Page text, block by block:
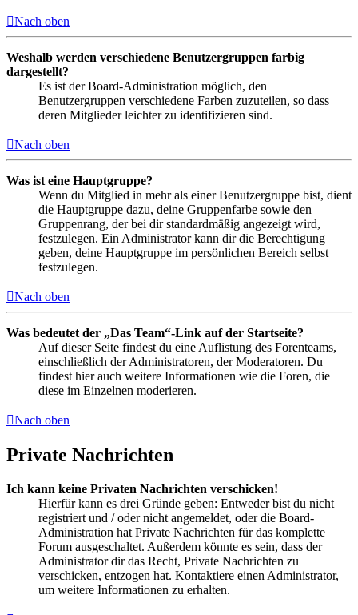
Nach oben
Weshalb werden verschiedene Benutzergruppen farbig
dargestellt?
Es ist der Board-Administration möglich, den
Benutzergruppen verschiedene Farben zuzuteilen, so dass
deren Mitglieder leichter zu identifizieren sind.
Nach oben
Was ist eine Hauptgruppe?
Wenn du Mitglied in mehr als einer Benutzergruppe bist, dient
die Hauptgruppe dazu, deine Gruppenfarbe sowie den
Gruppenrang, der bei dir standardmäßig angezeigt wird,
festzulegen. Ein Administrator kann dir die Berechtigung
geben, deine Hauptgruppe im persönlichen Bereich selbst
festzulegen.
Nach oben
Was bedeutet der „Das Team“-Link auf der Startseite?
Auf dieser Seite findest du eine Auflistung des Forenteams,
einschließlich der Administratoren, der Moderatoren. Du
findest hier auch weitere Informationen wie die Foren, die
diese im Einzelnen moderieren.
Nach oben
Private Nachrichten
Ich kann keine Privaten Nachrichten verschicken!
Hierfür kann es drei Gründe geben: Entweder bist du nicht
registriert und / oder nicht angemeldet, oder die Board-
Administration hat Private Nachrichten für das komplette
Forum ausgeschaltet. Außerdem könnte es sein, dass der
Administrator dir das Recht, Private Nachrichten zu
verschicken, entzogen hat. Kontaktiere einen Administrator,
um weitere Informationen zu erhalten.